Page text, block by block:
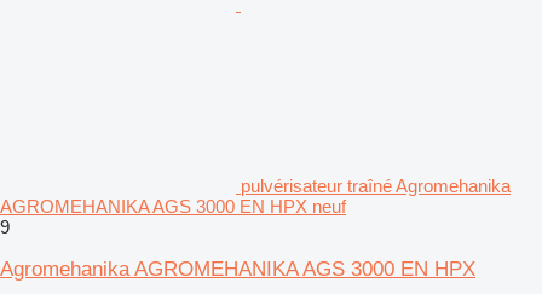
pulvérisateur traîné Agromehanika
AGROMEHANIKA AGS 3000 EN HPX neuf
9
Agromehanika AGROMEHANIKA AGS 3000 EN HPX